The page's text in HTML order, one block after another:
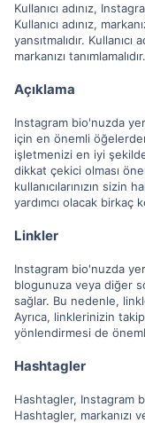
Kullanıcı adınız,
Kullanıcı adınız,
yansıtmalıdır.
markanızı tanımlamalıdır.
Açıklama
Instagram bio'nuzda
için en önemli
işletmenizi en iyi şekilde
dikkat çekici olması
kullanıcılarınızın sizin
yardımcı olacak birkaç
Linkler
Instagram bio'nuzda
blogunuza veya diğer
sağlar. Bu nedenle,
Ayrıca, linklerinizin
yönlendirmesi de
Hashtagler
Hashtagler, Instagram
Hashtagler, markanızı